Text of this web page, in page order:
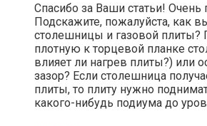
Спасибо за Ваши статьи! Очень
Подскажите, пожалуйста, как
столешницы и газовой плиты?
плотную к торцевой планке
влияет ли нагрев плиты?) или
зазор? Если столешница
плиты, то плиту нужно
какого-нибудь подиума до